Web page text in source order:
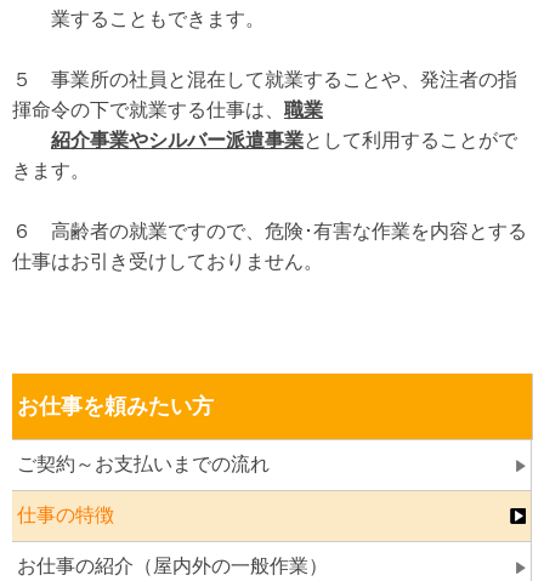
業することもできます。
５ 事業所の社員と混在して就業することや、発注者の指
揮命令の下で就業する仕事は、 職業
紹介事業やシルバー派遣事業として利用することがで
きます。
６ 高齢者の就業ですので、危険･有害な作業を内容とする
仕事はお引き受けしておりません。
お仕事を頼みたい方
ご契約～お支払いまでの流れ
仕事の特徴
お仕事の紹介（屋内外の一般作業）